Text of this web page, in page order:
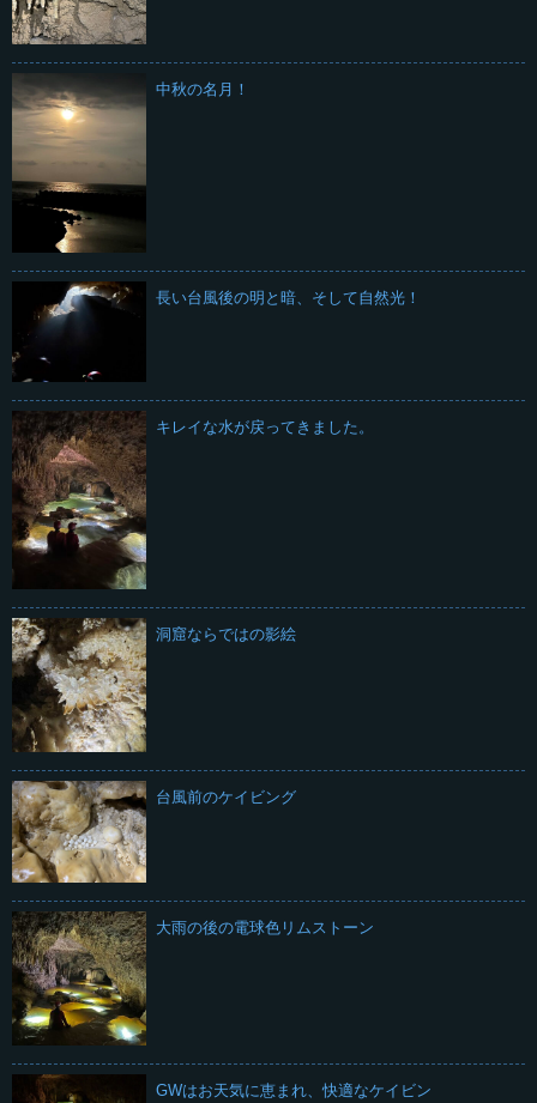
中秋の名月！
長い台風後の明と暗、そして自然光！
キレイな水が戻ってきました。
洞窟ならではの影絵
台風前のケイビング
大雨の後の電球色リムストーン
GWはお天気に恵まれ、快適なケイビン